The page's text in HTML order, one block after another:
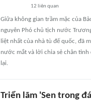
12 liên quan
Giữa không gian trầm mặc của
nguyên Phó chủ tịch nước
liệt nhất của nhà tù đế quốc, đã
nước mắt và lời chia sẻ chân
lại.
Triển lãm 'Sen trong